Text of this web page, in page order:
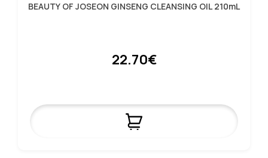
BEAUTY OF JOSEON GINSENG CLEANSING OIL 210mL
22.70€